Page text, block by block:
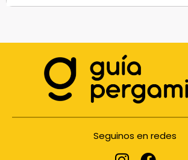
Seguinos en redes